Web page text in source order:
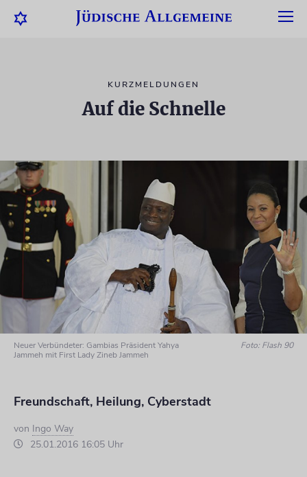
KURZMELDUNGEN
Auf die Schnelle
Neuer Verbündeter: Gambias Präsident Yahya
Jammeh mit First Lady Zineb Jammeh
Foto: Flash 90
Freundschaft, Heilung, Cyberstadt
von Ingo Way
25.01.2016 16:05 Uhr